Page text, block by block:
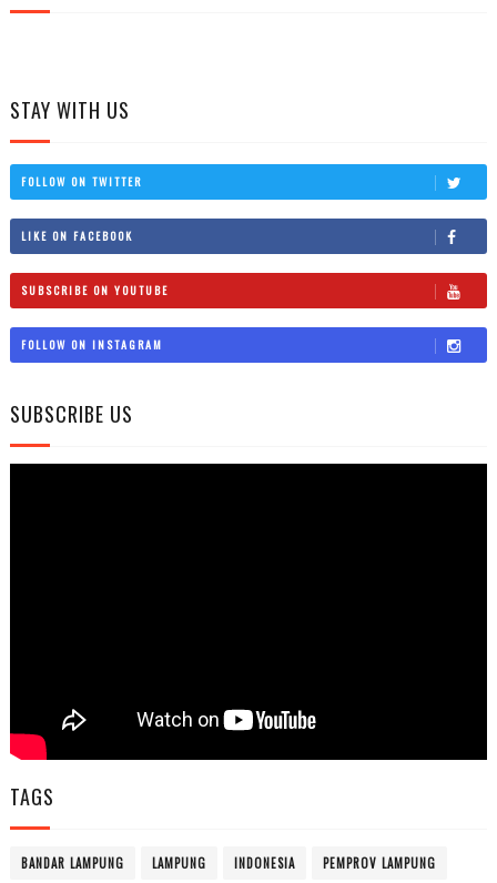
STAY WITH US
FOLLOW ON TWITTER
LIKE ON FACEBOOK
SUBSCRIBE ON YOUTUBE
FOLLOW ON INSTAGRAM
SUBSCRIBE US
TAGS
BANDAR LAMPUNG LAMPUNG INDONESIA PEMPROV LAMPUNG